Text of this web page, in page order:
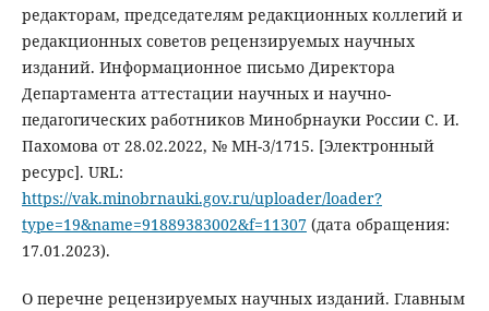
редакторам, председателям редакционных коллегий и
редакционных советов рецензируемых научных
изданий. Информационное письмо Директора
Департамента аттестации научных и научно-
педагогических работников Минобрнауки России С. И.
Пахомова от 28.02.2022, № МН-3/1715. [Электронный
ресурс]. URL:
https://vak.minobrnauki.gov.ru/uploader/loader?
type=19&name=91889383002&f=11307(дата обращения:
17.01.2023).
О перечне рецензируемых научных изданий. Главным